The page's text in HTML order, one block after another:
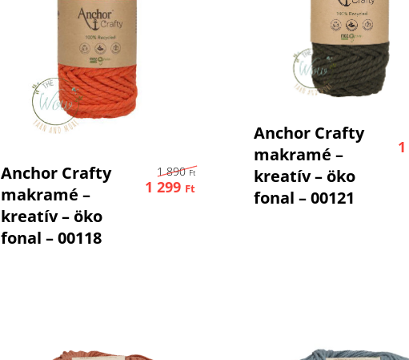
Anchor Crafty
makramé –
kreatív – öko
fonal – 00118
1 890FtOriginal price was: 1 890 Ft,.
1 299 Ft
Current price is: 1 299 Ft,.
Kosárba
Anchor Crafty
makramé –
kreatív – öko
fonal – 00121